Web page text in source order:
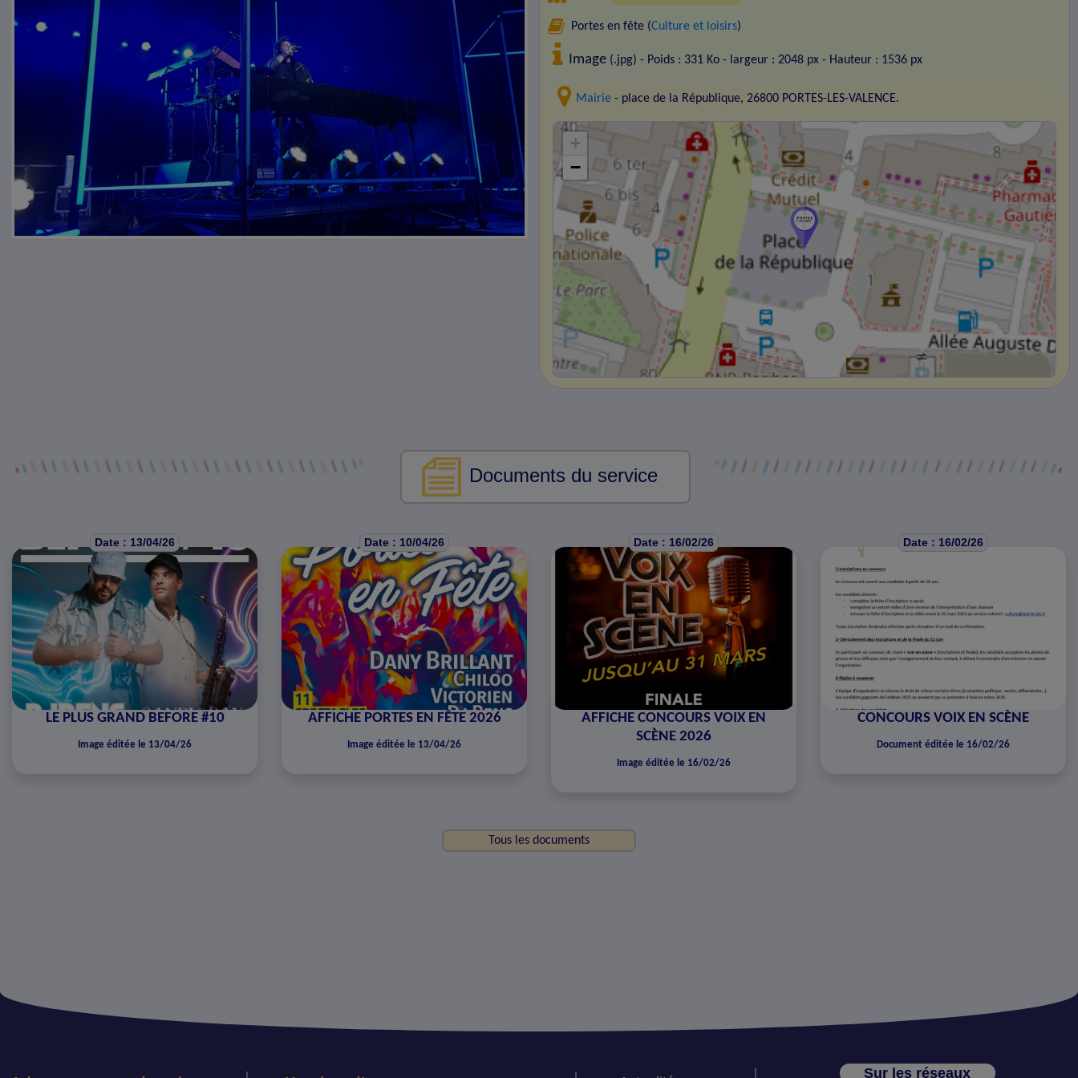
Portes en fête (Culture et loisirs)
Image (.jpg) - Poids : 331 Ko - largeur : 2048 px - Hauteur : 1536 px
Mairie - place de la République, 26800 PORTES-LES-VALENCE.
+
−
Documents du service
Date : 13/04/26
LE PLUS GRAND BEFORE #10
Image éditée le 13/04/26
Date : 10/04/26
AFFICHE PORTES EN FÊTE 2026
Image éditée le 13/04/26
Date : 16/02/26
AFFICHE CONCOURS VOIX EN
SCÈNE 2026
Image éditée le 16/02/26
Date : 16/02/26
CONCOURS VOIX EN SCÈNE
Document éditée le 16/02/26
Tous les documents
Sur les réseaux